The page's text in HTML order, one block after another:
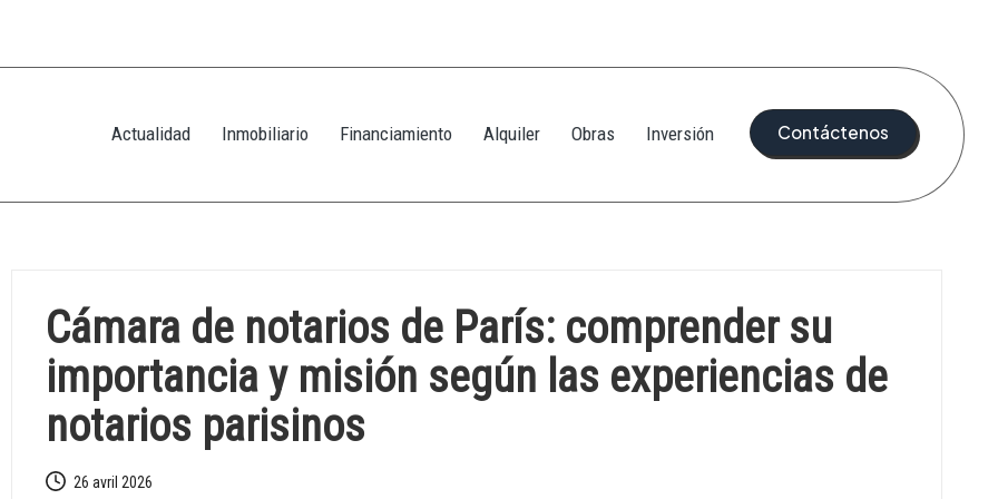
Actualidad Inmobiliario Financiamiento Alquiler Obras Inversión Contáctenos
Cámara de notarios de París: comprender su
importancia y misión según las experiencias de
notarios parisinos
26 avril 2026